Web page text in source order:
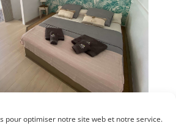
pour optimiser notre site web et notre service.